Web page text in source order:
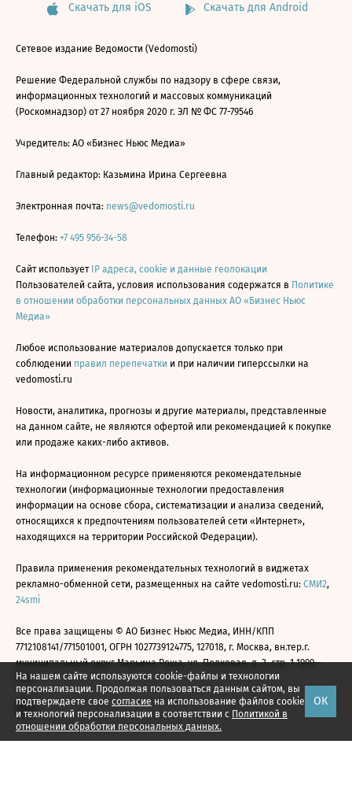
На нашем сайте используются cookie-файлы и технологии
персонализации. Продолжая пользоваться данным сайтом, вы
подтверждаете свое согласие на использование файлов cookie
и технологий персонализации в соответствии с Политикой в
отношении обработки персональных данных.
ОК
Скачать для iOS Скачать для Android
Сетевое издание Ведомости (Vedomosti)
Решение Федеральной службы по надзору в сфере связи,
информационных технологий и массовых коммуникаций
(Роскомнадзор) от 27 ноября 2020 г. ЭЛ № ФС 77-79546
Учредитель: АО «Бизнес Ньюс Медиа»
Главный редактор: Казьмина Ирина Сергеевна
Электронная почта: news@vedomosti.ru
Телефон: +7 495 956-34-58
Сайт использует IP адреса, cookie и данные геолокации
Пользователей сайта, условия использования содержатся в Политике
в отношении обработки персональных данных АО «Бизнес Ньюс
Медиа»
Любое использование материалов допускается только при
соблюдении правил перепечатки и при наличии гиперссылки на
vedomosti.ru
Новости, аналитика, прогнозы и другие материалы, представленные
на данном сайте, не являются офертой или рекомендацией к покупке
или продаже каких-либо активов.
На информационном ресурсе применяются рекомендательные
технологии (информационные технологии предоставления
информации на основе сбора, систематизации и анализа сведений,
относящихся к предпочтениям пользователей сети «Интернет»,
находящихся на территории Российской Федерации).
Правила применения рекомендательных технологий в виджетах
рекламно-обменной сети, размещенных на сайте vedomosti.ru: СМИ2,
24smi
Все права защищены © АО Бизнес Ньюс Медиа, ИНН/КПП
7712108141/771501001, ОГРН 1027739124775, 127018, г. Москва, вн.тер.г.
муниципальный округ Марьина Роща, ул. Полковая, д. 3, стр. 1 1999—
2026